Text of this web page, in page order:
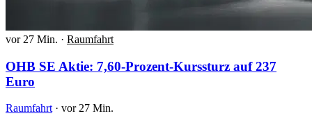
vor 27 Min. · Raumfahrt
OHB SE Aktie: 7,60-Prozent-Kurssturz auf 237
Euro
Raumfahrt · vor 27 Min.